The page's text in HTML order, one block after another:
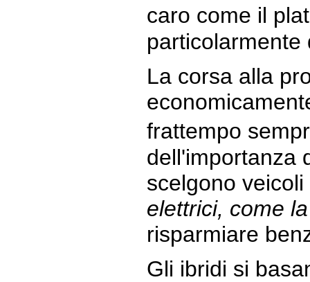
caro come il
particolarmente
La corsa alla
frattempo
dell'importanza
scelgono
elettrici, come
risparmiare
Gli ibridi si